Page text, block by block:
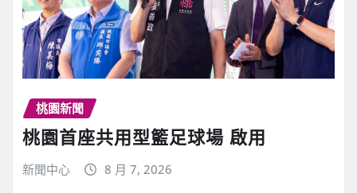
桃園新聞
桃園首座共用型籃足球場 啟用
新聞中心 8 月 7, 2026